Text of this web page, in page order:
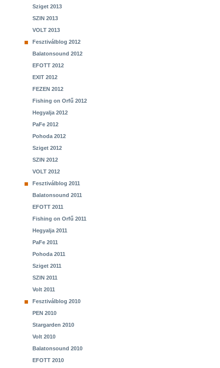
Sziget 2013
SZIN 2013
VOLT 2013
Fesztiválblog 2012
Balatonsound 2012
EFOTT 2012
EXIT 2012
FEZEN 2012
Fishing on Orfű 2012
Hegyalja 2012
PaFe 2012
Pohoda 2012
Sziget 2012
SZIN 2012
VOLT 2012
Fesztiválblog 2011
Balatonsound 2011
EFOTT 2011
Fishing on Orfű 2011
Hegyalja 2011
PaFe 2011
Pohoda 2011
Sziget 2011
SZIN 2011
Volt 2011
Fesztiválblog 2010
PEN 2010
Stargarden 2010
Volt 2010
Balatonsound 2010
EFOTT 2010